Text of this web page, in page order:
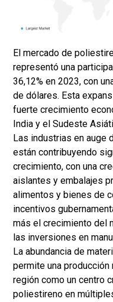
El mercado de
representó una
36,12% en 2023, con
de dólares. Esta
fuerte crecimiento
India y el Sudeste
Las industrias en auge
están contribuyendo
crecimiento, con una
aislantes y embalajes
alimentos y bienes de
incentivos
más el crecimiento del
las inversiones en
La abundancia de
permite una
región como un centro
poliestireno en